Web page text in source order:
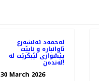
ئەحمەد ئەلشەرع
تاوانبارە و نابێت
پێشوازی لێبکرێت لە
لەندەن!
30 March 2026